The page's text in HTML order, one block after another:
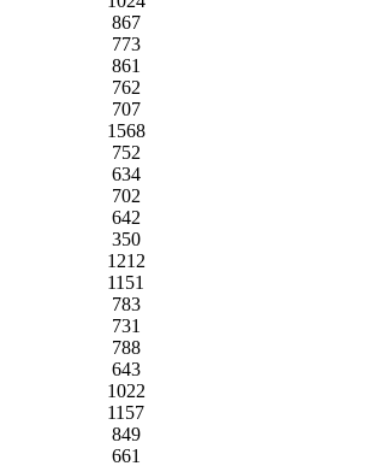
867
773
861
762
707
1568
752
634
702
642
350
1212
1151
783
731
788
643
1022
1157
849
661